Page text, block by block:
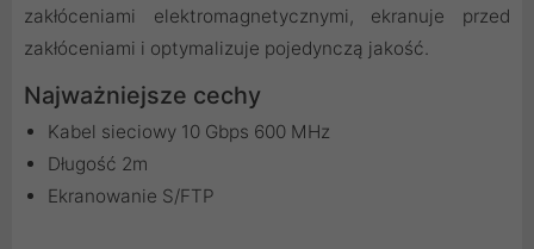
zakłóceniami elektromagnetycznymi, ekranuje przed
zakłóceniami i optymalizuje pojedynczą jakość.
Najważniejsze cechy
Kabel sieciowy 10 Gbps 600 MHz
Długość 2m
Ekranowanie S/FTP